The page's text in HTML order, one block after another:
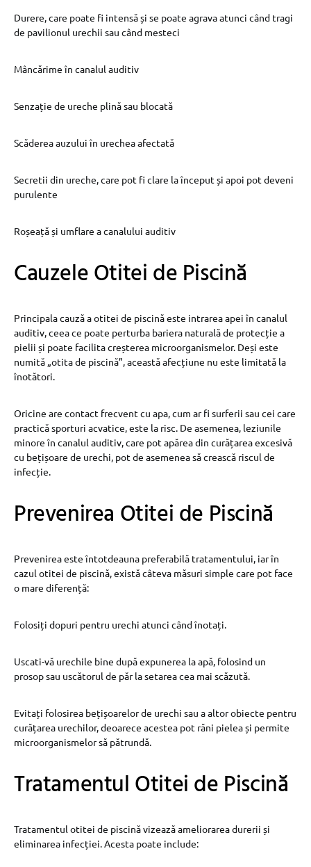
Durere, care poate fi intensă și se poate agrava atunci când tragi
de pavilionul urechii sau când mesteci
Mâncărime în canalul auditiv
Senzație de ureche plină sau blocată
Scăderea auzului în urechea afectată
Secretii din ureche, care pot fi clare la început și apoi pot deveni
purulente
Roșeață și umflare a canalului auditiv
Cauzele Otitei de Piscină
Principala cauză a otitei de piscină este intrarea apei în canalul
auditiv, ceea ce poate perturba bariera naturală de protecție a
pielii și poate facilita creșterea microorganismelor. Deși este
numită „otita de piscină”, această afecțiune nu este limitată la
înotători.
Oricine are contact frecvent cu apa, cum ar fi surferii sau cei care
practică sporturi acvatice, este la risc. De asemenea, leziunile
minore în canalul auditiv, care pot apărea din curățarea excesivă
cu bețișoare de urechi, pot de asemenea să crească riscul de
infecție.
Prevenirea Otitei de Piscină
Prevenirea este întotdeauna preferabilă tratamentului, iar în
cazul otitei de piscină, există câteva măsuri simple care pot face
o mare diferență:
Folosiți dopuri pentru urechi atunci când înotați.
Uscati-vă urechile bine după expunerea la apă, folosind un
prosop sau uscătorul de păr la setarea cea mai scăzută.
Evitați folosirea bețișoarelor de urechi sau a altor obiecte pentru
curățarea urechilor, deoarece acestea pot răni pielea și permite
microorganismelor să pătrundă.
Tratamentul Otitei de Piscină
Tratamentul otitei de piscină vizează ameliorarea durerii și
eliminarea infecției. Acesta poate include: